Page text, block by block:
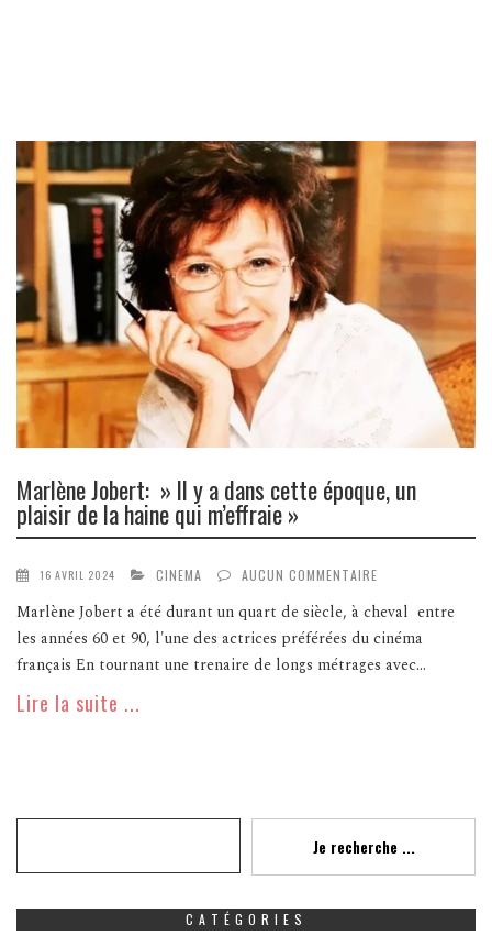
Marlène Jobert: » ll y a dans cette époque, un
plaisir de la haine qui m’effraie »
16 AVRIL 2024 CINEMA AUCUN COMMENTAIRE
Marlène Jobert a été durant un quart de siècle, à cheval entre
les années 60 et 90, l'une des actrices préférées du cinéma
français En tournant une trenaire de longs métrages avec...
Lire la suite ...
Je recherche ...
CATÉGORIES